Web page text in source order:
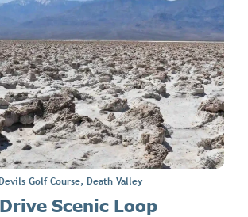
Golf Course, Death Valley
Scenic Loop